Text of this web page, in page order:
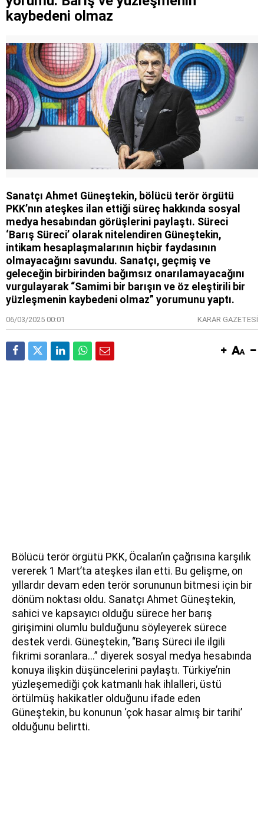
kaybedeni olmaz
Sanatçı Ahmet Güneştekin, bölücü terör örgütü
PKK’nın ateşkes ilan ettiği süreç hakkında sosyal
medya hesabından görüşlerini paylaştı. Süreci
‘Barış Süreci’ olarak nitelendiren Güneştekin,
intikam hesaplaşmalarının hiçbir faydasının
olmayacağını savundu. Sanatçı, geçmiş ve
geleceğin birbirinden bağımsız onarılamayacağını
vurgulayarak “Samimi bir barışın ve öz eleştirili bir
yüzleşmenin kaybedeni olmaz” yorumunu yaptı.
06/03/2025 00:01 KARAR GAZETESİ
Bölücü terör örgütü PKK, Öcalan’ın çağrısına karşılık
vererek 1 Mart’ta ateşkes ilan etti. Bu gelişme, on
yıllardır devam eden terör sorununun bitmesi için bir
dönüm noktası oldu. Sanatçı Ahmet Güneştekin,
sahici ve kapsayıcı olduğu sürece her barış
girişimini olumlu bulduğunu söyleyerek sürece
destek verdi. Güneştekin, “Barış Süreci ile ilgili
fikrimi soranlara...” diyerek sosyal medya hesabında
konuya ilişkin düşüncelerini paylaştı. Türkiye’nin
yüzleşemediği çok katmanlı hak ihlalleri, üstü
örtülmüş hakikatler olduğunu ifade eden
Güneştekin, bu konunun ‘çok hasar almış bir tarihi’
olduğunu belirtti.